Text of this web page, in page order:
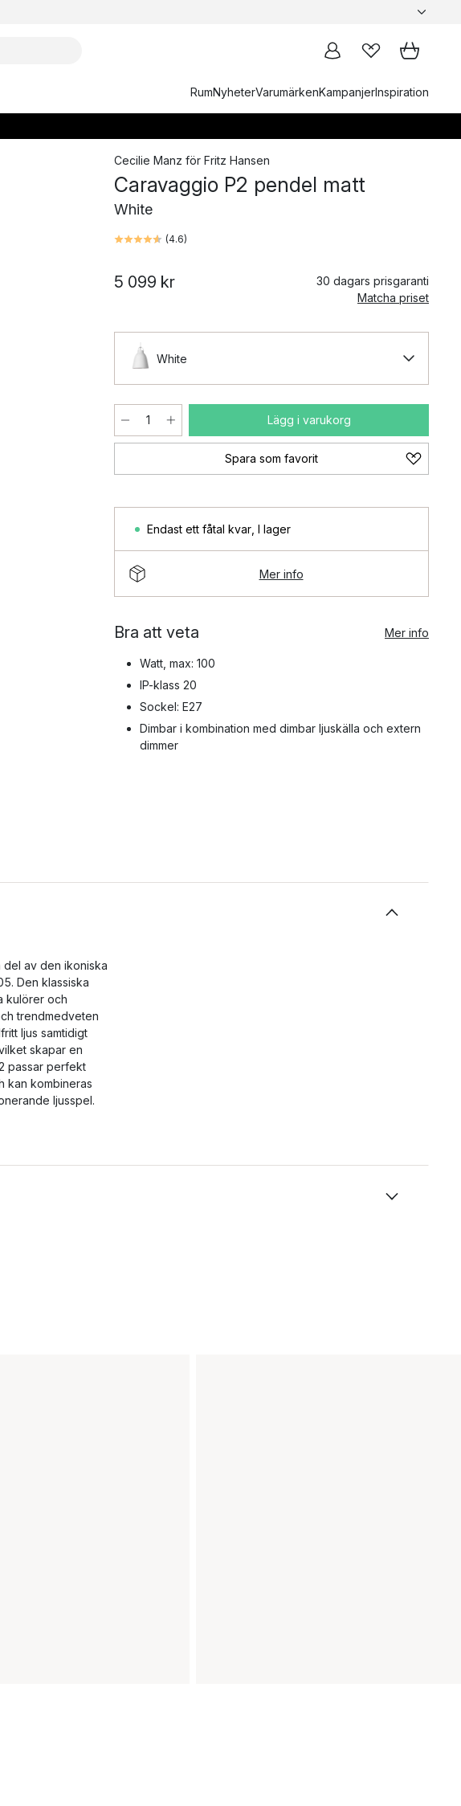
RumNyheterVarumärkenKampanjerInspiration
Cecilie Manz för Fritz Hansen
Caravaggio P2 pendel matt
White
(4.6)
5 099 kr
30 dagars prisgaranti
Matcha priset
White
Lägg i varukorg
Spara som favorit
Endast ett fåtal kvar I lager
Mer info
Bra att veta Mer info
Watt, max: 100
IP-klass 20
Sockel: E27
Dimbar i kombination med dimbar ljuskälla och extern
dimmer
del av den ikoniska
Den klassiska
kulörer och
trendmedveten
ljus samtidigt
skapar en
passar perfekt
kan kombineras
ljusspel.